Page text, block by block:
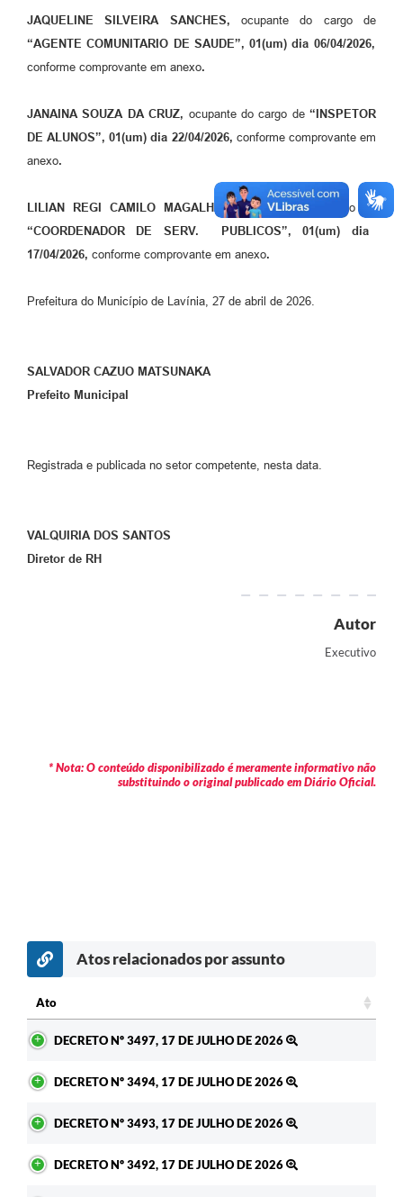
Cultura
Planejamento
Meio Ambiente
Defesa Civil Municipal
Turismo
A Nossa Cidade
Telefones Úteis
Calendário de Eventos
JAQUELINE SILVEIRA SANCHES, ocupante do cargo de
“AGENTE COMUNITARIO DE SAUDE”, 01(um) dia 06/04/2026,
conforme comprovante em anexo.
JANAINA SOUZA DA CRUZ, ocupante do cargo de“ INSPETOR
DE ALUNOS”, 01(um) dia 22/04/2026, conforme comprovante em
anexo.
LILIAN REGI CAMILO MAGALHAES,ocupante do cargo de
“COORDENADOR DE SERV. PUBLICOS”, 01(um) dia
17/04/2026, conforme comprovante em anexo.
Prefeitura do Município de Lavínia, 27 de abril de 2026.
SALVADOR CAZUO MATSUNAKA
Prefeito Municipal
Registrada e publicada no setor competente, nesta data.
VALQUIRIA DOS SANTOS
Diretor de RH
Autor
Executivo
* Nota: O conteúdo disponibilizado é meramente informativo não
substituindo o original publicado em Diário Oficial.
Atos relacionados por assunto
Ato
DECRETO Nº 3497, 17 DE JULHO DE 2026
DECRETO Nº 3494, 17 DE JULHO DE 2026
DECRETO Nº 3493, 17 DE JULHO DE 2026
DECRETO Nº 3492, 17 DE JULHO DE 2026